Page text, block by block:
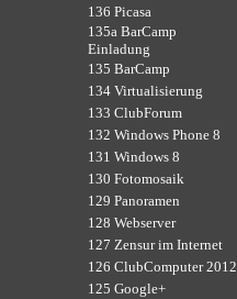
136 Picasa
135a BarCamp
Einladung
135 BarCamp
134 Virtualisierung
133 ClubForum
132 Windows Phone 8
131 Windows 8
130 Fotomosaik
129 Panoramen
128 Webserver
127 Zensur im Internet
126 ClubComputer 2012
125 Google+